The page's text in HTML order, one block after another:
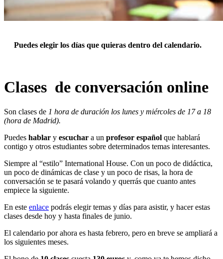
Puedes elegir los días que quieras dentro del calendario.
Clases de conversación online
Son clases de 1 hora de duración los lunes y miércoles de 17 a 18
(hora de Madrid).
Puedes hablar y escuchar a un profesor español que hablará
contigo y otros estudiantes sobre determinados temas interesantes.
Siempre al “estilo” International House. Con un poco de didáctica,
un poco de dinámicas de clase y un poco de risas, la hora de
conversación se te pasará volando y querrás que cuanto antes
empiece la siguiente.
En este enlace podrás elegir temas y días para asistir, y hacer estas
clases desde hoy y hasta finales de junio.
El calendario por ahora es hasta febrero, pero en breve se ampliará a
los siguientes meses.